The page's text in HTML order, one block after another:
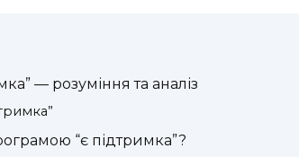
— розуміння та аналіз
“є підтримка”?